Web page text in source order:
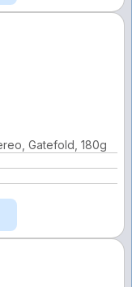
Gatefold, 180g